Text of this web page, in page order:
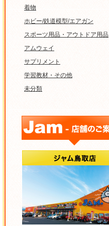
着物
ホビー/鉄道模型/エアガン
スポーツ用品・アウトドア用品
アムウェイ
サプリメント
学習教材・その他
未分類